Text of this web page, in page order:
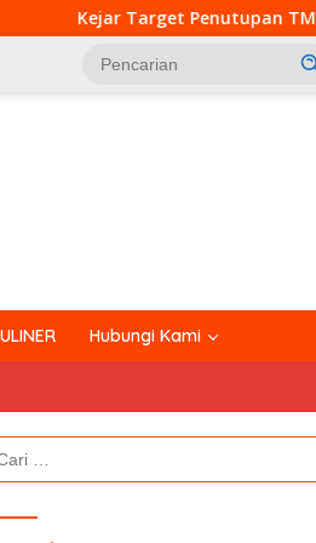
TMMD Ke-129, Satgas
Hubungi Kami